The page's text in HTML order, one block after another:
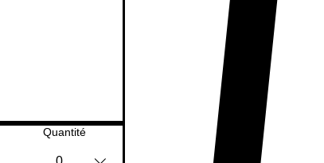
Quantité